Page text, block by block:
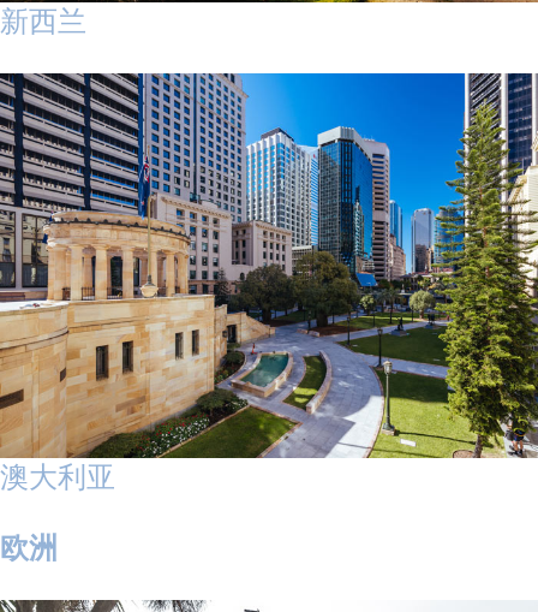
新西兰
澳大利亚
欧洲